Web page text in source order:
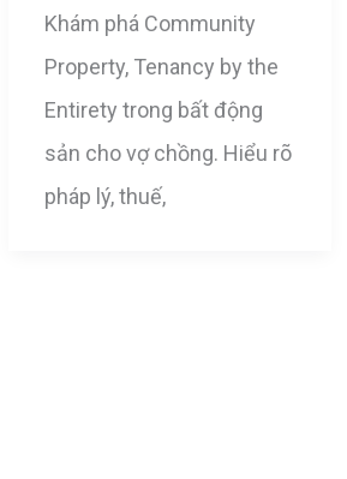
Khám phá Community
Property, Tenancy by the
Entirety trong bất động
sản cho vợ chồng. Hiểu rõ
pháp lý, thuế,